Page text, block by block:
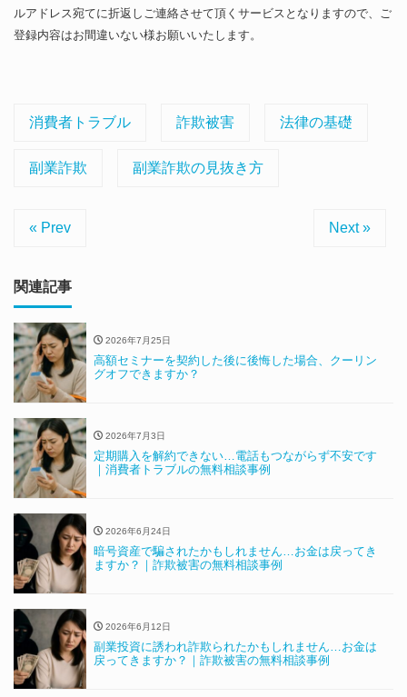
ルアドレス宛てに折返しご連絡させて頂くサービスとなりますので、ご
登録内容はお間違いない様お願いいたします。
消費者トラブル 詐欺被害 法律の基礎
副業詐欺 副業詐欺の見抜き方
« Prev Next »
関連記事
2026年7月25日
高額セミナーを契約した後に後悔した場合、クーリン
グオフできますか？
2026年7月3日
定期購入を解約できない…電話もつながらず不安です
｜消費者トラブルの無料相談事例
2026年6月24日
暗号資産で騙されたかもしれません…お金は戻ってき
ますか？｜詐欺被害の無料相談事例
2026年6月12日
副業投資に誘われ詐欺られたかもしれません…お金は
戻ってきますか？｜詐欺被害の無料相談事例